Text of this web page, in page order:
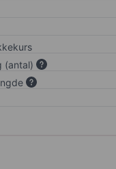
(antal)